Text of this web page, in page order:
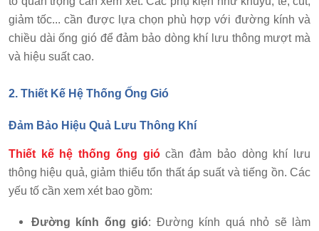
giảm tốc... cần được lựa chọn phù hợp với đường kính và
chiều dài ống gió để đảm bảo dòng khí lưu thông mượt mà
và hiệu suất cao.
2. Thiết Kế Hệ Thống Ống Gió
Đảm Bảo Hiệu Quả Lưu Thông Khí
Thiết kế hệ thống ống giócần đảm bảo dòng khí lưu
thông hiệu quả, giảm thiểu tổn thất áp suất và tiếng ồn. Các
yếu tố cần xem xét bao gồm:
Đường kính ống gió: Đường kính quá nhỏ sẽ làm